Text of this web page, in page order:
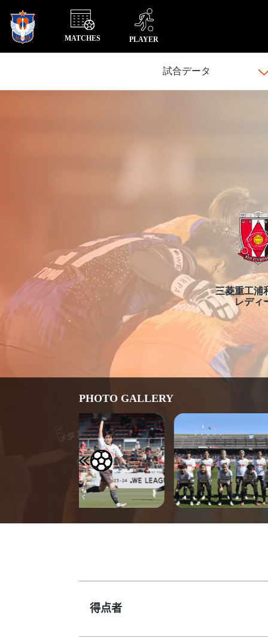
MATCHES PLAYER
試合データ
三菱重工浦
レディ
PHOTO GALLERY
得点者